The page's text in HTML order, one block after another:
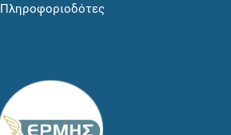
Πληροφοριοδότες